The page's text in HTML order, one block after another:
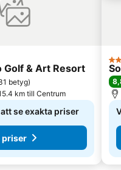
Golf & Art Resort
betyg)
km till Centrum
se exakta priser
priser
5